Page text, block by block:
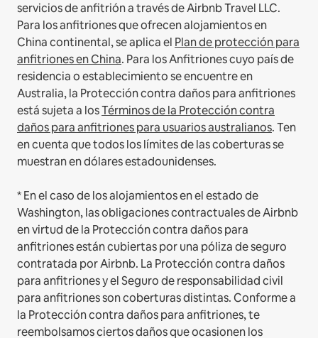
servicios de anfitrión a través de Airbnb Travel LLC.
Para los anfitriones que ofrecen alojamientos en
China continental, se aplica el Plan de protección para
anfitriones en China. Para los Anfitriones cuyo país de
residencia o establecimiento se encuentre en
Australia, la Protección contra daños para anfitriones
está sujeta a losTérminos de la Protección contra
daños para anfitriones para usuarios australianos. Ten
en cuenta que todos los límites de las coberturas se
muestran en dólares estadounidenses.
* En el caso de los alojamientos en el estado de
Washington, las obligaciones contractuales de Airbnb
en virtud de la Protección contra daños para
anfitriones están cubiertas por una póliza de seguro
contratada por Airbnb. La Protección contra daños
para anfitriones y el Seguro de responsabilidad civil
para anfitriones son coberturas distintas. Conforme a
la Protección contra daños para anfitriones, te
reembolsamos ciertos daños que ocasionen los